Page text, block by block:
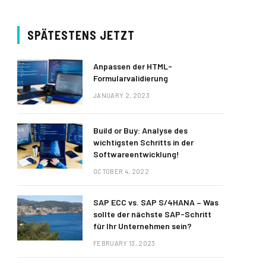
SPÄTESTENS JETZT
Anpassen der HTML-
Formularvalidierung
JANUARY 2, 2023
Build or Buy: Analyse des
wichtigsten Schritts in der
Softwareentwicklung!
OCTOBER 4, 2022
SAP ECC vs. SAP S/4HANA – Was
sollte der nächste SAP-Schritt
für Ihr Unternehmen sein?
FEBRUARY 13, 2023